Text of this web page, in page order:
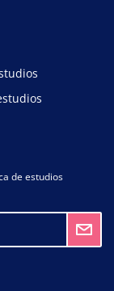
de estudios